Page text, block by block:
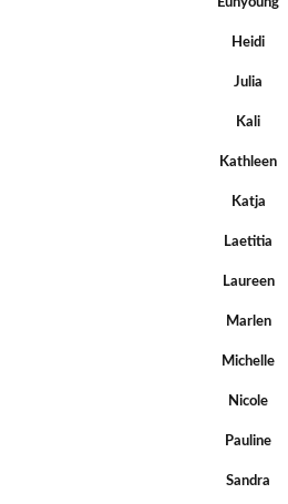
Heidi
Julia
Kali
Kathleen
Katja
Laetitia
Laureen
Marlen
Michelle
Nicole
Pauline
Sandra